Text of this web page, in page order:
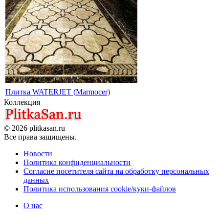
Плитка WATERJET (Marmocer)
Коллекция
© 2026 plitkasan.ru
Все права защищены.
Новости
Политика конфиденциальности
Согласие посетителя сайта на обработку персональных
данных
Политика использования cookie/куки-файлов
О нас